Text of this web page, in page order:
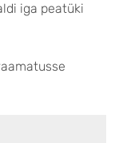
iga peatüki